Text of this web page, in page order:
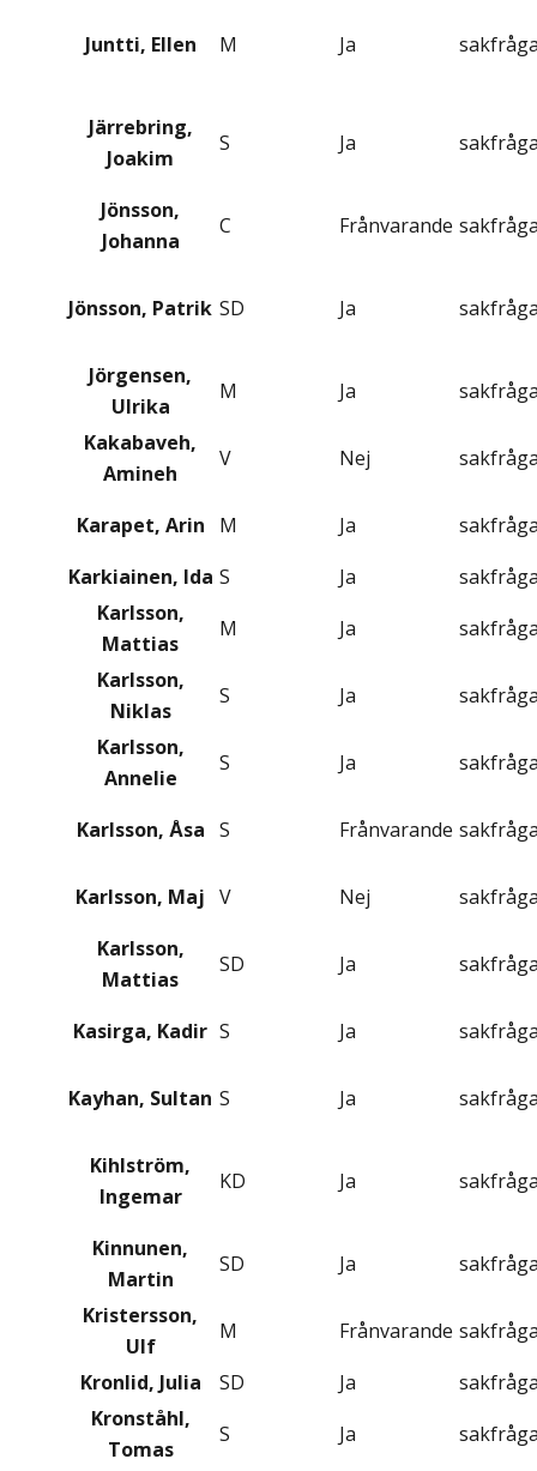
Juntti, Ellen M Ja
Järrebring,
Joakim
S Ja
Jönsson,
Johanna
C Frånvarande
Jönsson, Patrik SD Ja
Jörgensen,
Ulrika
M Ja
Kakabaveh,
Amineh
V Nej
Karapet, Arin M Ja
Karkiainen, Ida S Ja
Karlsson,
Mattias
M Ja
Karlsson,
Niklas
S Ja
Karlsson,
Annelie
S Ja
Karlsson, Åsa S Frånvarande
Karlsson, Maj V Nej
Karlsson,
Mattias
SD Ja
Kasirga, Kadir S Ja
Kayhan, Sultan S Ja
Kihlström,
Ingemar
KD Ja
Kinnunen,
Martin
SD Ja
Kristersson,
Ulf
M Frånvarande
Kronlid, Julia
SD Ja
Kronståhl,
Tomas
S Ja